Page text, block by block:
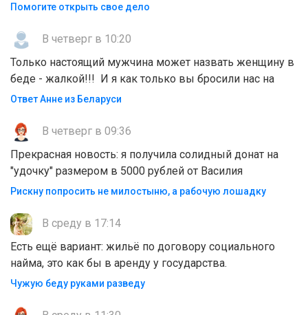
Помогите открыть свое дело
В четверг в 10:20
Только настоящий мужчина может назвать женщину в
беде - жалкой!!! И я как только вы бросили нас на
Ответ Анне из Беларуси
В четверг в 09:36
Прекрасная новость: я получила солидный донат на
"удочку" размером в 5000 рублей от Василия
Рискну попросить не милостыню, а рабочую лошадку
В среду в 17:14
Есть ещё вариант: жильё по договору социального
найма, это как бы в аренду у государства.
Чужую беду руками разведу